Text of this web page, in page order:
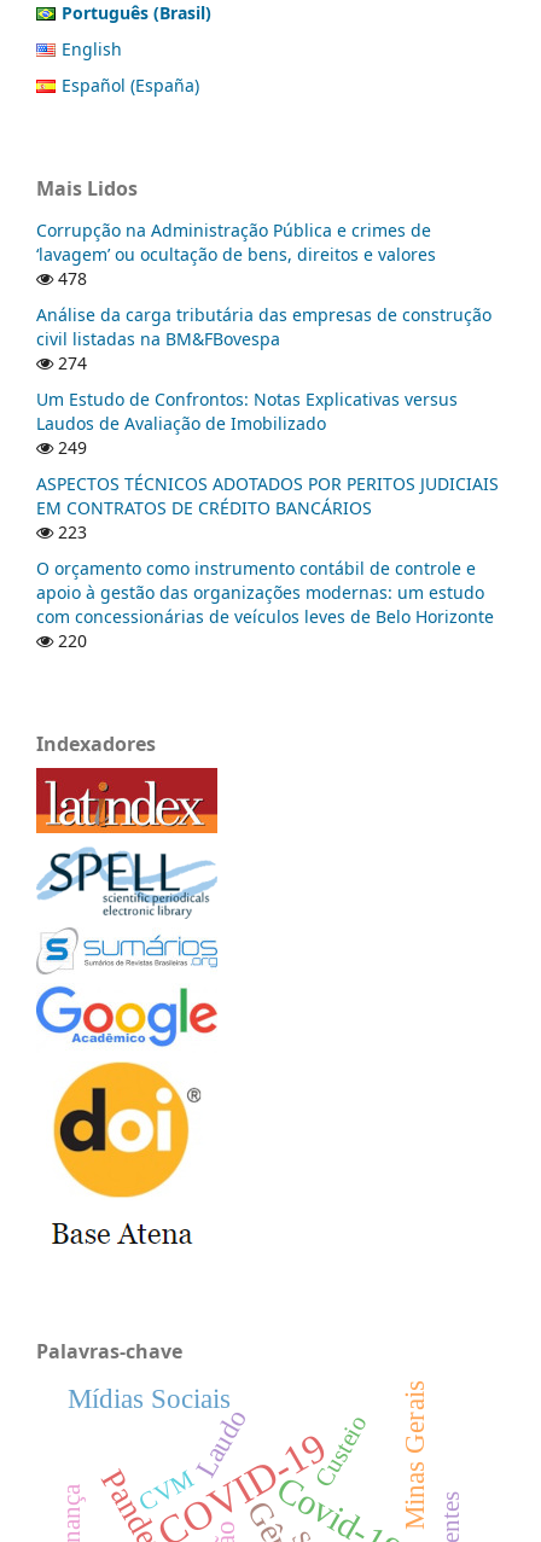
Português (Brasil)
English
Español (España)
Mais Lidos
Corrupção na Administração Pública e crimes de
‘lavagem’ ou ocultação de bens, direitos e valores
478
Análise da carga tributária das empresas de construção
civil listadas na BM&FBovespa
274
Um Estudo de Confrontos: Notas Explicativas versus
Laudos de Avaliação de Imobilizado
249
ASPECTOS TÉCNICOS ADOTADOS POR PERITOS JUDICIAIS
EM CONTRATOS DE CRÉDITO BANCÁRIOS
223
O orçamento como instrumento contábil de controle e
apoio à gestão das organizações modernas: um estudo
com concessionárias de veículos leves de Belo Horizonte
220
Indexadores
Palavras-chave
COVID-19Covid-19
Laudo Minas Gerais
Mídias Sociais
Custeio
CVM